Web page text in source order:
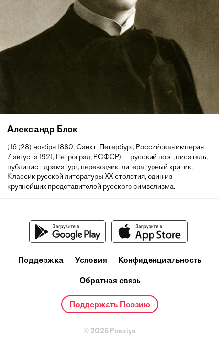
Александр Блок
(16 (28) ноября 1880, Санкт-Петербург, Российская империя —
7 августа 1921, Петроград, РСФСР) — русский поэт, писатель,
публицист, драматург, переводчик, литературный критик.
Классик русской литературы XX столетия, один из
крупнейших представителей русского символизма.
Поддержка Условия Конфиденциальность
Обратная связь
Поддержать Поэзию
© 2026 Poeziya